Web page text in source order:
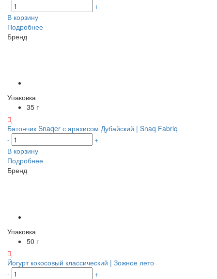
-
+
В корзину
Подробнее
Бренд
Упаковка
35 г
Батончик Snaqer с арахисом Дубайский | Snaq Fabriq
-
+
В корзину
Подробнее
Бренд
Упаковка
50 г
Йогурт кокосовый классический | Зожное лето
-
+